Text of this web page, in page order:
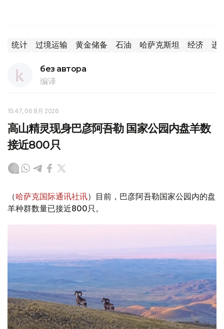
统计 过境运输 黄金储备 石油 哈萨克斯坦 经济 进
без автора
编译
15:47, 06 8月 2026
高山精灵现身巴彦阿吾勒 国家公园内盘羊数
接近800只
（哈萨克国际通讯社讯）目前，巴彦阿吾勒国家公园内的盘
羊种群数量已接近800只。